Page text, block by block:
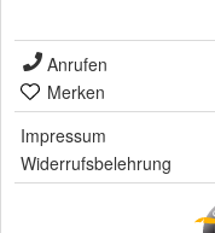
Anrufen
Merken
Impressum
Widerrufsbelehrung